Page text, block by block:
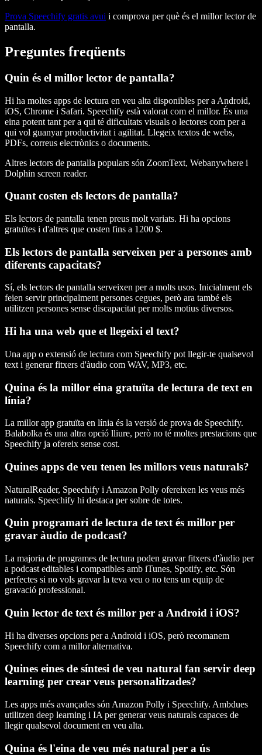
Prova Speechify gratis avui i comprova per què és el millor lector de
pantalla.
Preguntes freqüents
Quin és el millor lector de pantalla?
Hi ha moltes apps de lectura en veu alta disponibles per a Android,
iOS, Chrome i Safari. Speechify està valorat com el millor. És una
eina potent tant per a qui té dificultats visuals o lectores com per a
qui vol guanyar productivitat i agilitat. Llegeix textos de webs,
PDFs, correus electrònics o documents.
Altres lectors de pantalla populars són ZoomText, Webanywhere i
Dolphin screen reader.
Quant costen els lectors de pantalla?
Els lectors de pantalla tenen preus molt variats. Hi ha opcions
gratuïtes i d'altres que costen fins a 1200 $.
Els lectors de pantalla serveixen per a persones amb
diferents capacitats?
Sí, els lectors de pantalla serveixen per a molts usos. Inicialment els
feien servir principalment persones cegues, però ara també els
utilitzen persones sense discapacitat per molts motius diversos.
Hi ha una web que et llegeixi el text?
Una app o extensió de lectura com Speechify pot llegir-te qualsevol
text i generar fitxers d'àudio com WAV, MP3, etc.
Quina és la millor eina gratuïta de lectura de text en
línia?
La millor app gratuïta en línia és la versió de prova de Speechify.
Balabolka és una altra opció lliure, però no té moltes prestacions que
Speechify ja ofereix sense cost.
Quines apps de veu tenen les millors veus naturals?
NaturalReader, Speechify i Amazon Polly ofereixen les veus més
naturals. Speechify hi destaca per sobre de totes.
Quin programari de lectura de text és millor per
gravar àudio de podcast?
La majoria de programes de lectura poden gravar fitxers d'àudio per
a podcast editables i compatibles amb iTunes, Spotify, etc. Són
perfectes si no vols gravar la teva veu o no tens un equip de
gravació professional.
Quin lector de text és millor per a Android i iOS?
Hi ha diverses opcions per a Android i iOS, però recomanem
Speechify com a millor alternativa.
Quines eines de síntesi de veu natural fan servir deep
learning per crear veus personalitzades?
Les apps més avançades són Amazon Polly i Speechify. Ambdues
utilitzen deep learning i IA per generar veus naturals capaces de
llegir qualsevol document en veu alta.
Quina és l'eina de veu més natural per a ús